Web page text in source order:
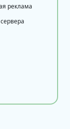
реклама